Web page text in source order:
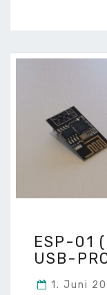
ESP-01
USB-
1. Juni